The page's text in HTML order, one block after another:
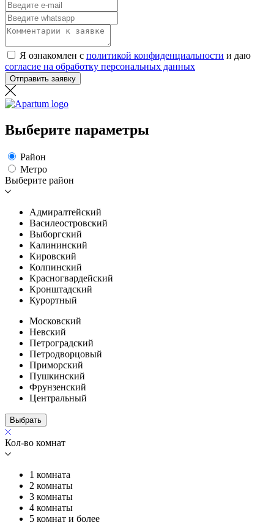
Я ознакомлен с политикой конфиденциальности и даю
согласие на обработку персональных данных
Отправить заявку
Выберите параметры
Район
Метро
Выберите район
Адмиралтейский
Василеостровский
Выборгский
Калининский
Кировский
Колпинский
Красногвардейский
Кронштадский
Курортный
Московский
Невский
Петроградский
Петродворцовый
Приморский
Пушкинский
Фрунзенский
Центральный
Выбрать
Кол-во комнат
1 комната
2 комнаты
3 комнаты
4 комнаты
5 комнат и более